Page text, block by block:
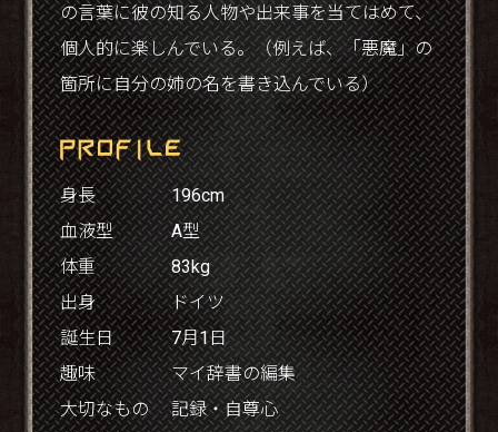
の言葉に彼の知る人物や出来事を当てはめて、
個人的に楽しんでいる。（例えば、「悪魔」の
箇所に自分の姉の名を書き込んでいる）
身長
196cm
血液型
A型
体重
83kg
出身
ドイツ
誕生日
7月1日
趣味
マイ辞書の編集
大切なもの
記録・自尊心